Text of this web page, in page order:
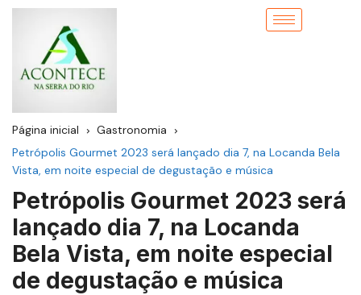
Página inicial
Gastronomia
Petrópolis Gourmet 2023 será lançado dia 7, na Locanda Bela
Vista, em noite especial de degustação e música
Petrópolis Gourmet 2023 será
lançado dia 7, na Locanda
Bela Vista, em noite especial
de degustação e música